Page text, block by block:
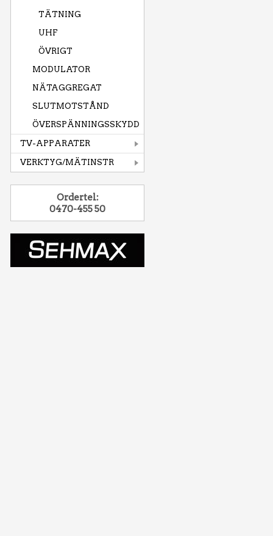
TÄTNING
UHF
ÖVRIGT
MODULATOR
NÄTAGGREGAT
SLUTMOTSTÅND
ÖVERSPÄNNINGSSKYDD
TV-APPARATER
VERKTYG/MÄTINSTR
Ordertel:
0470-455 50